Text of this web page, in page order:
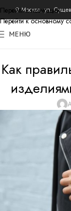
Перейти к навигации
Перейти к основному
⚲ Москва, ул.
МЕНЮ
Как